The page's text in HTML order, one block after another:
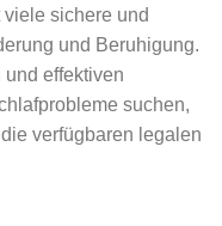
sichere und
und Beruhigung.
effektiven
suchen,
verfügbaren legalen